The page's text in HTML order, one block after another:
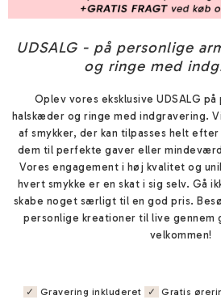
UDSALG - på personlige
og ringe med
Oplev vores eksklusive UDSALG
halskæder og ringe med indgravering.
af smykker, der kan tilpasses helt
dem til perfekte gaver eller
Vores engagement i høj kvalitet og
hvert smykke er en skat i sig selv. Gå
skabe noget særligt til en god pris.
personlige kreationer til live gennem
velkommen!
✓ Gravering inkluderet ✓ Gratis